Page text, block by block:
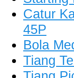
Catur
45P
Bola
Tiang